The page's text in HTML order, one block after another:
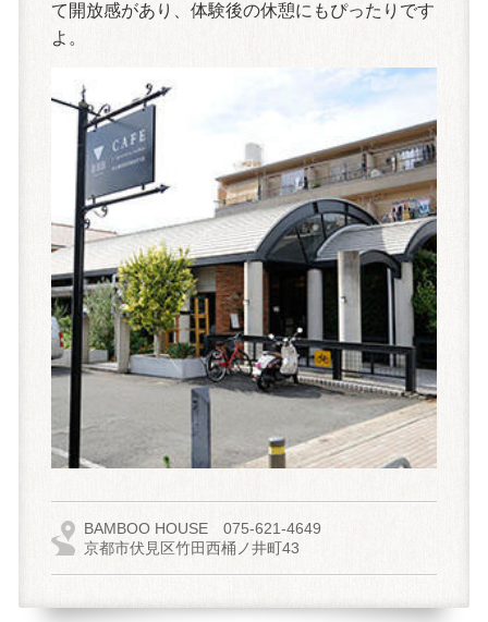
て開放感があり、体験後の休憩にもぴったりです
よ。
BAMBOO HOUSE
075-621-4649
京都市伏見区竹田西桶ノ井町43